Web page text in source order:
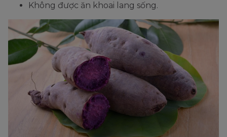
Không được ăn khoai lang sống.